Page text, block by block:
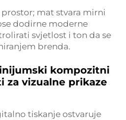
mat stvara mirni
dodirne moderne
svjetlost i ton da se
brenda.
kompozitni
za vizualne prikaze
tiskanje ostvaruje